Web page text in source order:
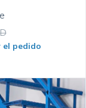
el pedido